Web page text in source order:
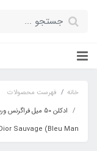
خانه
فهرست محصولات
Bleu Man) Creed Aventus _Dior Sauvage